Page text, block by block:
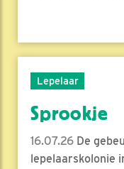
Lepelaar
Sprookje
16.07.26 De
lepelaarskolonie